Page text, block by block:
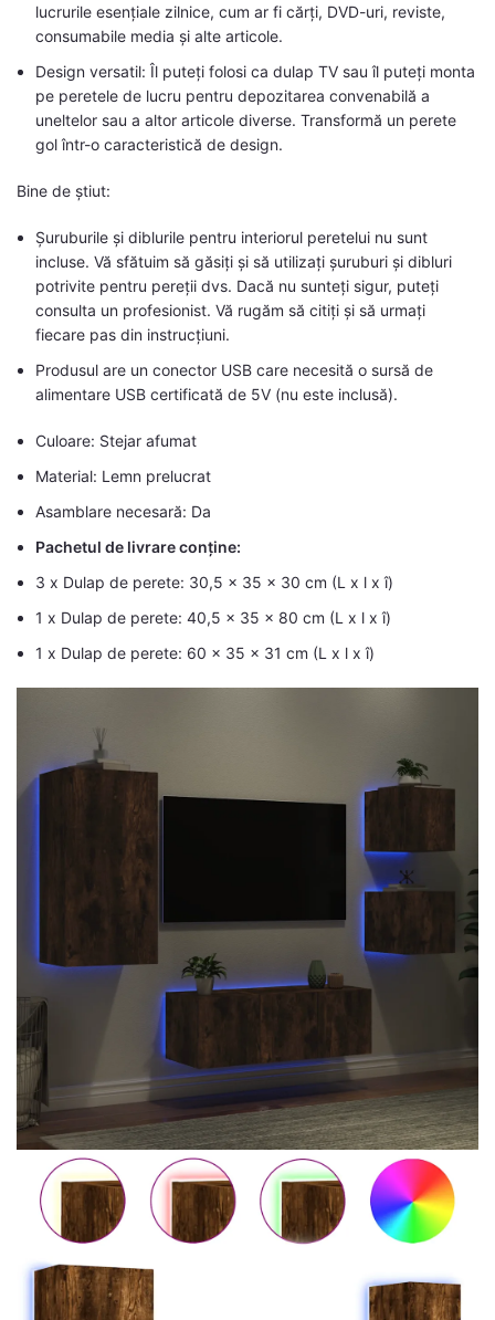
lucrurile esențiale zilnice, cum ar fi cărți, DVD-uri, reviste,
consumabile media și alte articole.
Design versatil: Îl puteți folosi ca dulap TV sau îl puteți monta
pe peretele de lucru pentru depozitarea convenabilă a
uneltelor sau a altor articole diverse. Transformă un perete
gol într-o caracteristică de design.
Bine de știut:
Șuruburile și diblurile pentru interiorul peretelui nu sunt
incluse. Vă sfătuim să găsiți și să utilizați șuruburi și dibluri
potrivite pentru pereții dvs. Dacă nu sunteți sigur, puteți
consulta un profesionist. Vă rugăm să citiți și să urmați
fiecare pas din instrucțiuni.
Produsul are un conector USB care necesită o sursă de
alimentare USB certificată de 5V (nu este inclusă).
Culoare: Stejar afumat
Material: Lemn prelucrat
Asamblare necesară: Da
Pachetul de livrare conține:
3 x Dulap de perete: 30,5 x 35 x 30 cm (L x l x î)
1 x Dulap de perete: 40,5 x 35 x 80 cm (L x l x î)
1 x Dulap de perete: 60 x 35 x 31 cm (L x l x î)